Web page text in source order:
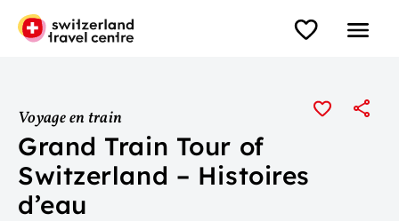
Voyage en train
Grand Train Tour of
Switzerland – Histoires
d’eau